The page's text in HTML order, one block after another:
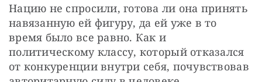
Нацию не спросили, готова ли она принять
навязанную ей фигуру, да ей уже в то
время было все равно. Как и
политическому классу, который отказался
от конкуренции внутри себя, почувствовав